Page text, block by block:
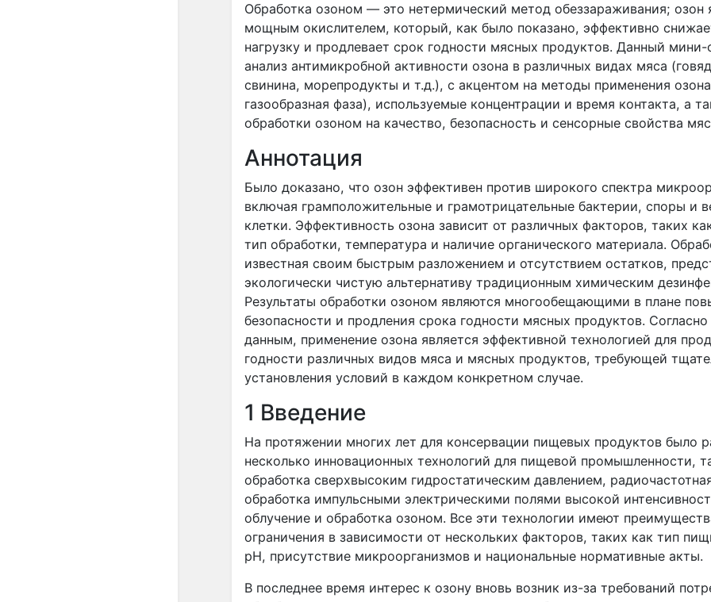
Обработка озоном — это нетермический метод обеззараживания; озон
мощным окислителем, который, как было показано, эффективно
нагрузку и продлевает срок годности мясных продуктов. Данный мини-
анализ антимикробной активности озона в различных видах мяса
свинина, морепродукты и т.д.), с акцентом на методы применения
газообразная фаза), используемые концентрации и время контакта, а
обработки озоном на качество, безопасность и сенсорные свойства
Аннотация
Было доказано, что озон эффективен против широкого спектра
включая грамположительные и грамотрицательные бактерии, споры и
клетки. Эффективность озона зависит от различных факторов, таких
тип обработки, температура и наличие органического материала.
известная своим быстрым разложением и отсутствием остатков,
экологически чистую альтернативу традиционным химическим
Результаты обработки озоном являются многообещающими в плане
безопасности и продления срока годности мясных продуктов.
данным, применение озона является эффективной технологией для
годности различных видов мяса и мясных продуктов, требующей
установления условий в каждом конкретном случае.
1 Введение
На протяжении многих лет для консервации пищевых продуктов было
несколько инновационных технологий для пищевой промышленности,
обработка сверхвысоким гидростатическим давлением,
обработка импульсными электрическими полями высокой
облучение и обработка озоном. Все эти технологии имеют
ограничения в зависимости от нескольких факторов, таких как тип
pH, присутствие микроорганизмов и национальные нормативные акты.
В последнее время интерес к озону вновь возник из-за требований